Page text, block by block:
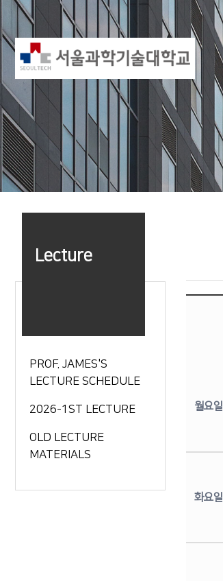
Lecture
PROF. JAMES'S
LECTURE SCHEDULE
2026-1ST LECTURE
OLD LECTURE
MATERIALS
월요일
화요일